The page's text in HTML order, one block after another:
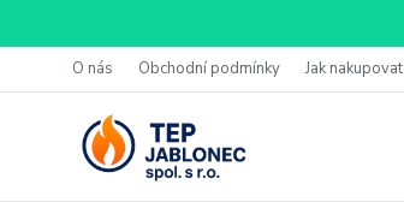
O nás Obchodní podmínky Jak nakupovat